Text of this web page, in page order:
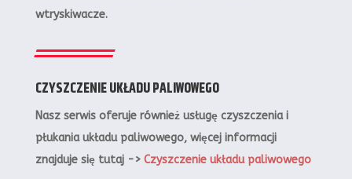
wtryskiwacze.
CZYSZCZENIE UKŁADU PALIWOWEGO
Nasz serwis oferuje również usługę czyszczenia i
płukania układu paliwowego, więcej informacji
znajduje się tutaj -> Czyszczenie układu paliwowego